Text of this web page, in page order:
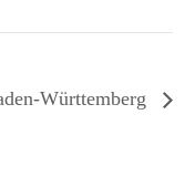
Württemberg